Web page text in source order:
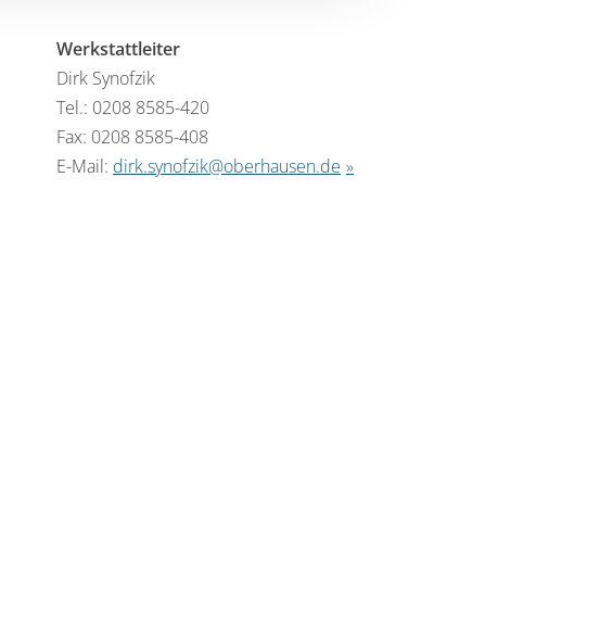
Werkstattleiter
Dirk Synofzik
Tel.: 0208 8585-420
Fax: 0208 8585-408
E-Mail: dirk.synofzik@oberhausen.de